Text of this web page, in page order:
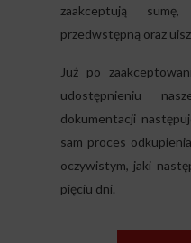
zaakceptują
przedwstępną oraz
Już po
udostępnieniu
dokumentacji
sam proces
oczywistym, jaki
pięciu dni.